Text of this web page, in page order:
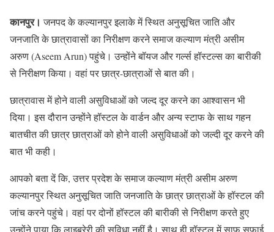
कानपुर। जनपद के कल्यानपुर इलाके में स्थित अनुसूचित जाति और
जनजाति के छात्रावासों का निरीक्षण करने समाज कल्याण मंत्री असीम
अरुण (Aseem Arun) पहुंचे। उन्होंने बॉयज और गर्ल्स हॉस्टल्स का बारीकी
से निरीक्षण किया। वहां पर छात्र-छात्राओं से बात की।
छात्रावास में होने वाली असुविधाओं को जल्द दूर करने का आश्वासन भी
दिया। इस दौरान उन्होंने हॉस्टल के वार्डन और अन्य स्टाफ के साथ गहन
बातचीत की छात्र छात्राओं को होने वाली असुविधाओं को जल्दी दूर करने की
बात भी कही।
आपको बता दें कि, उत्तर प्रदेश के समाज कल्याण मंत्री असीम अरुण
कल्यानपुर स्थित अनुसूचित जाति जनजाति के छात्र छात्राओं के हॉस्टल की
जांच करने पहुंचे। वहां पर दोनों हॉस्टल की बारीकी से निरीक्षण करते हुए
उन्होंने पाया कि लाइब्रेरी की सुविधा नहीं है। साथ ही हॉस्टल में साफ सफाई